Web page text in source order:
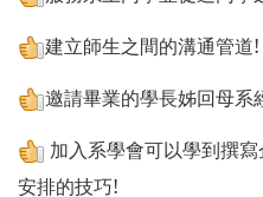
建立師生之間的溝通管道!
邀請畢業的學長姊回母系
加入系學會可以學到撰
安排的技巧!